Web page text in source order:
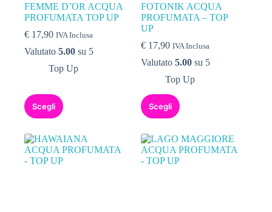
FEMME D’OR ACQUA
PROFUMATA TOP UP
€ 17,90 IVA Inclusa
Valutato 5.00 su 5
Top Up
Scegli
FOTONIK ACQUA
PROFUMATA – TOP
UP
€ 17,90 IVA Inclusa
Valutato5.00 su 5
Top Up
Scegli